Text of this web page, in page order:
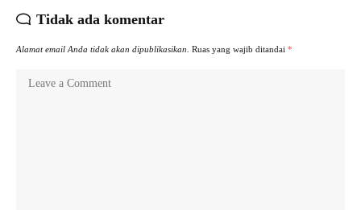
Tidak ada komentar
Alamat email Anda tidak akan dipublikasikan. Ruas yang wajib ditandai *